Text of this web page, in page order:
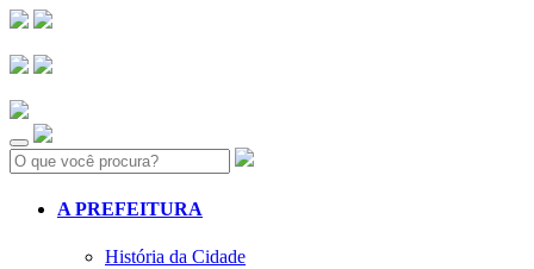
Search:
A PREFEITURA
História da Cidade